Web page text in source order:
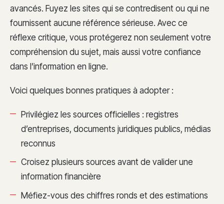
avancés. Fuyez les sites qui se contredisent ou qui ne
fournissent aucune référence sérieuse. Avec ce
réflexe critique, vous protégerez non seulement votre
compréhension du sujet, mais aussi votre confiance
dans l’information en ligne.
Voici quelques bonnes pratiques à adopter :
Privilégiez les sources officielles : registres
d’entreprises, documents juridiques publics, médias
reconnus
Croisez plusieurs sources avant de valider une
information financière
Méfiez-vous des chiffres ronds et des estimations